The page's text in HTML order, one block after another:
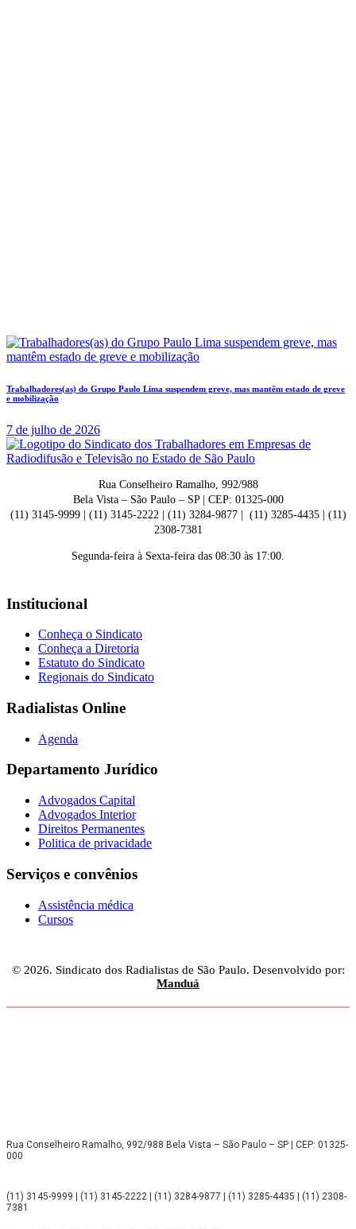
Trabalhadores(as) do Grupo Paulo Lima suspendem greve, mas mantêm estado de greve
e mobilização
7 de julho de 2026
Rua Conselheiro Ramalho, 992/988
Bela Vista – São Paulo – SP | CEP: 01325-000
(11) 3145-9999 | (11) 3145-2222 | (11) 3284-9877 | (11) 3285-4435 | (11)
2308-7381
Segunda-feira à Sexta-feira das 08:30 às 17:00.
Institucional
Conheça o Sindicato
Conheça a Diretoria
Estatuto do Sindicato
Regionais do Sindicato
Radialistas Online
Agenda
Departamento Jurídico
Advogados Capital
Advogados Interior
Direitos Permanentes
Politica de privacidade
Serviços e convênios
Assistência médica
Cursos
© 2026. Sindicato dos Radialistas de São Paulo. Desenvolvido por:
Manduá
Rua Conselheiro Ramalho, 992/988 Bela Vista – São Paulo – SP | CEP: 01325-
000
(11) 3145-9999 | (11) 3145-2222 | (11) 3284-9877 | (11) 3285-4435 | (11) 2308-
7381